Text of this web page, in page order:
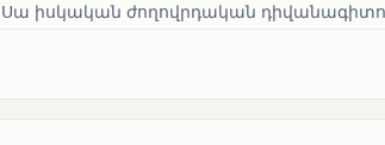
Սա իսկական ժողովրդական